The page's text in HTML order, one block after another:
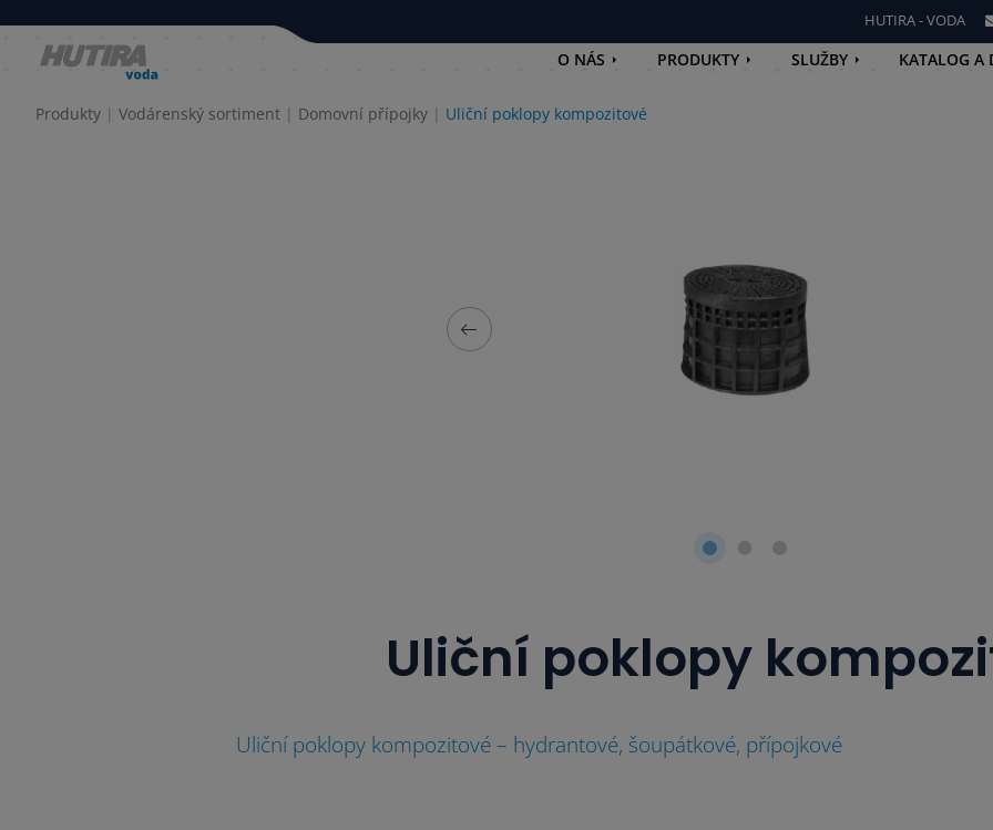
HUTIRA - VODA
O NÁS PRODUKTY SLUŽBY KATALOG A
Produkty Vodárenský sortiment Domovní přípojky Uliční poklopy kompozitové
Uliční poklopy
Uliční poklopy kompozitové – hydrantové, šoupátkové, přípojkové